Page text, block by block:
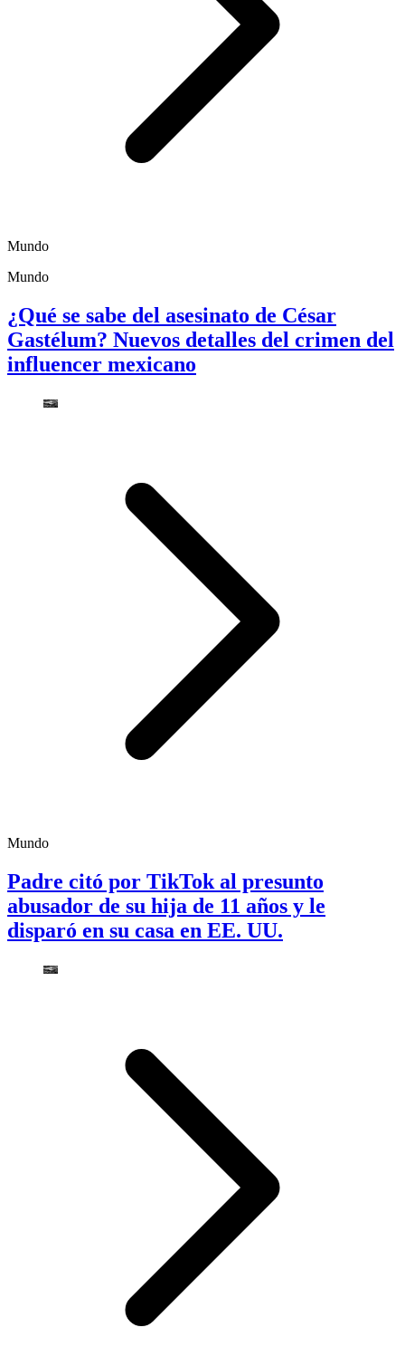
Mundo
Mundo
¿Qué se sabe del asesinato de César
Gastélum? Nuevos detalles del crimen del
influencer mexicano
Mundo
Padre citó por TikTok al presunto
abusador de su hija de 11 años y le
disparó en su casa en EE. UU.